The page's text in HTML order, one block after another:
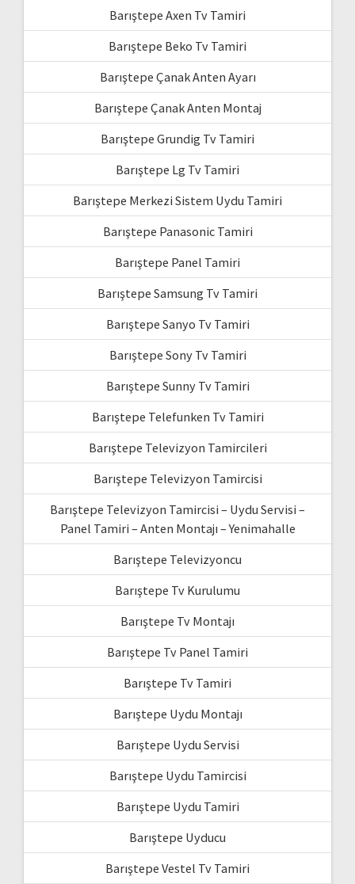
Barıştepe Axen Tv Tamiri
Barıştepe Beko Tv Tamiri
Barıştepe Çanak Anten Ayarı
Barıştepe Çanak Anten Montaj
Barıştepe Grundig Tv Tamiri
Barıştepe Lg Tv Tamiri
Barıştepe Merkezi Sistem Uydu Tamiri
Barıştepe Panasonic Tamiri
Barıştepe Panel Tamiri
Barıştepe Samsung Tv Tamiri
Barıştepe Sanyo Tv Tamiri
Barıştepe Sony Tv Tamiri
Barıştepe Sunny Tv Tamiri
Barıştepe Telefunken Tv Tamiri
Barıştepe Televizyon Tamircileri
Barıştepe Televizyon Tamircisi
Barıştepe Televizyon Tamircisi – Uydu Servisi –
Panel Tamiri – Anten Montajı – Yenimahalle
Barıştepe Televizyoncu
Barıştepe Tv Kurulumu
Barıştepe Tv Montajı
Barıştepe Tv Panel Tamiri
Barıştepe Tv Tamiri
Barıştepe Uydu Montajı
Barıştepe Uydu Servisi
Barıştepe Uydu Tamircisi
Barıştepe Uydu Tamiri
Barıştepe Uyducu
Barıştepe Vestel Tv Tamiri